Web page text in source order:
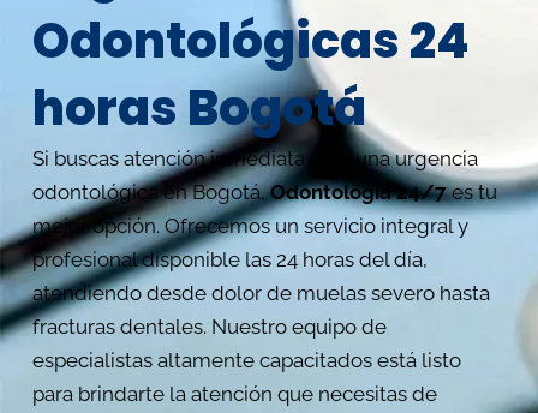
Odontológicas 24
horas Bogotá
Si buscas atención inmediata para una urgencia
odontológica en Bogotá,Odontología 24/7es tu
mejor opción. Ofrecemos un servicio integral y
profesional disponible las 24 horas del día,
atendiendo desde dolor de muelas severo hasta
fracturas dentales. Nuestro equipo de
especialistas altamente capacitados está listo
para brindarte la atención que necesitas de